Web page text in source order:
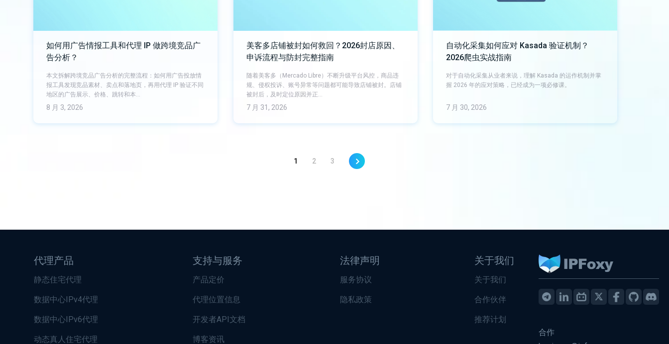
如何用广告情报工具和代理 IP 做跨境竞品广
告分析？
本文拆解跨境竞品广告分析的完整流程：如何用广告投放情
报工具发现竞品素材、卖点和落地页，再用代理 IP 验证不同
地区的广告展示、价格、跳转和本…
8 月 3, 2026
美客多店铺被封如何救回？2026封店原因、
申诉流程与防封完整指南
随着美客多（Mercado Libre）不断升级平台风控，商品违
规、侵权投诉、账号异常等问题都可能导致店铺被封。店铺
被封后，及时定位原因并正…
7 月 31, 2026
自动化采集如何应对 Kasada 验证机制？
2026爬虫实战指南
对于自动化采集从业者来说，理解 Kasada 的运作机制并掌
握 2026 年的应对策略，已经成为一项必修课。
7 月 30, 2026
1 2 3
代理产品
静态住宅代理
数据中心IPv4代理
数据中心IPv6代理
动态真人住宅代理
支持与服务
产品定价
代理位置信息
开发者API文档
博客资讯
法律声明
服务协议
隐私政策
关于我们
关于我们
合作伙伴
推荐计划
合作